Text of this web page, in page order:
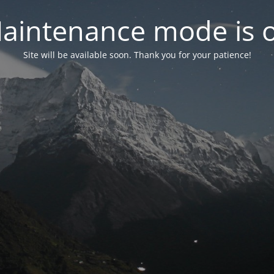
mode is
Site will be available soon. Thank you for your patience!